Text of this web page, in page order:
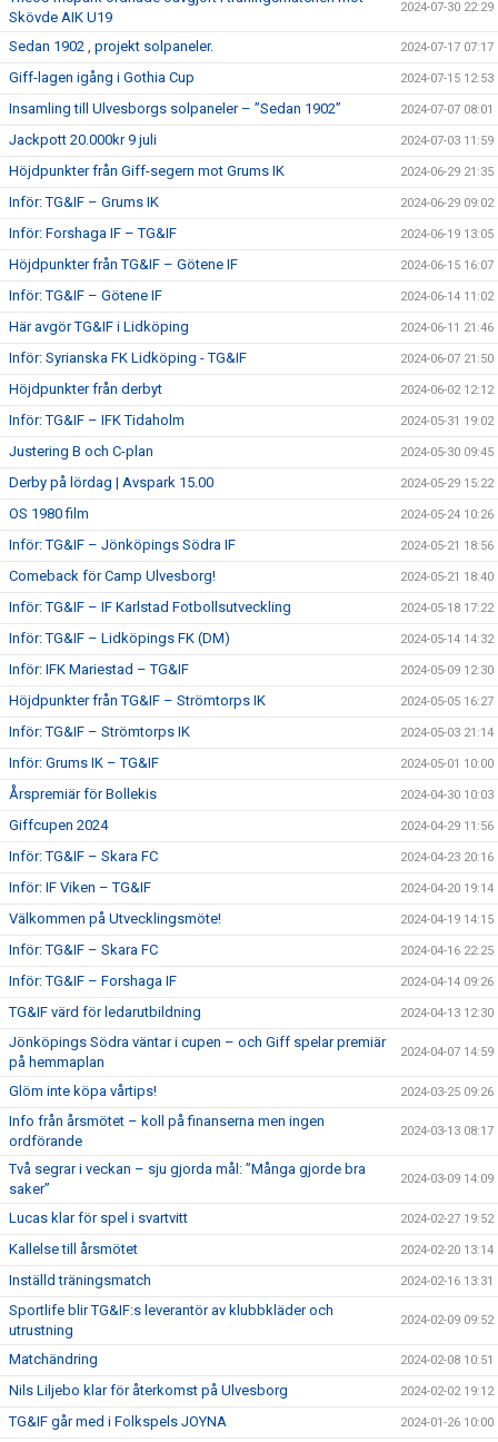
Skövde AIK U19
2024-07-30 22:29
Sedan 1902 , projekt solpaneler. 2024-07-17 07:17
Giff-lagen igång i Gothia Cup 2024-07-15 12:53
Insamling till Ulvesborgs solpaneler – ”Sedan 1902” 2024-07-07 08:01
Jackpott 20.000kr 9 juli 2024-07-03 11:59
Höjdpunkter från Giff-segern mot Grums IK 2024-06-29 21:35
Inför: TG&IF – Grums IK 2024-06-29 09:02
Inför: Forshaga IF – TG&IF 2024-06-19 13:05
Höjdpunkter från TG&IF – Götene IF 2024-06-15 16:07
Inför: TG&IF – Götene IF 2024-06-14 11:02
Här avgör TG&IF i Lidköping 2024-06-11 21:46
Inför: Syrianska FK Lidköping - TG&IF 2024-06-07 21:50
Höjdpunkter från derbyt 2024-06-02 12:12
Inför: TG&IF – IFK Tidaholm 2024-05-31 19:02
Justering B och C-plan 2024-05-30 09:45
Derby på lördag | Avspark 15.00 2024-05-29 15:22
OS 1980 film 2024-05-24 10:26
Inför: TG&IF – Jönköpings Södra IF 2024-05-21 18:56
Comeback för Camp Ulvesborg! 2024-05-21 18:40
Inför: TG&IF – IF Karlstad Fotbollsutveckling 2024-05-18 17:22
Inför: TG&IF – Lidköpings FK (DM) 2024-05-14 14:32
Inför: IFK Mariestad – TG&IF 2024-05-09 12:30
Höjdpunkter från TG&IF – Strömtorps IK 2024-05-05 16:27
Inför: TG&IF – Strömtorps IK 2024-05-03 21:14
Inför: Grums IK – TG&IF 2024-05-01 10:00
Årspremiär för Bollekis 2024-04-30 10:03
Giffcupen 2024 2024-04-29 11:56
Inför: TG&IF – Skara FC 2024-04-23 20:16
Inför: IF Viken – TG&IF 2024-04-20 19:14
Välkommen på Utvecklingsmöte! 2024-04-19 14:15
Inför: TG&IF – Skara FC 2024-04-16 22:25
Inför: TG&IF – Forshaga IF 2024-04-14 09:26
TG&IF värd för ledarutbildning 2024-04-13 12:30
Jönköpings Södra väntar i cupen – och Giff spelar premiär
på hemmaplan
2024-04-07 14:59
Glöm inte köpa vårtips! 2024-03-25 09:26
Info från årsmötet – koll på finanserna men ingen
ordförande
2024-03-13 08:17
Två segrar i veckan – sju gjorda mål: ”Många gjorde bra
saker”
2024-03-09 14:09
Lucas klar för spel i svartvitt 2024-02-27 19:52
Kallelse till årsmötet 2024-02-20 13:14
Inställd träningsmatch 2024-02-16 13:31
Sportlife blir TG&IF:s leverantör av klubbkläder och
utrustning
2024-02-09 09:52
Matchändring 2024-02-08 10:51
Nils Liljebo klar för återkomst på Ulvesborg 2024-02-02 19:12
TG&IF går med i Folkspels JOYNA 2024-01-26 10:00